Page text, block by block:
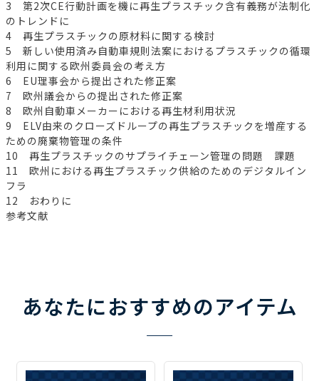
3 第2次CE行動計画を機に再生プラスチック含有義務が法制化
のトレンドに
4 再生プラスチックの原材料に関する検討
5 新しい使用済み自動車規則法案におけるプラスチックの循環
利用に関する欧州委員会の考え方
6 EU理事会から提出された修正案
7 欧州議会からの提出された修正案
8 欧州自動車メーカーにおける再生材利用状況
9 ELV由来のクローズドループの再生プラスチックを増産する
ための廃棄物管理の条件
10 再生プラスチックのサプライチェーン管理の問題 課題
11 欧州における再生プラスチック供給のためのデジタルイン
フラ
12 おわりに
参考文献
あなたにおすすめのアイテム